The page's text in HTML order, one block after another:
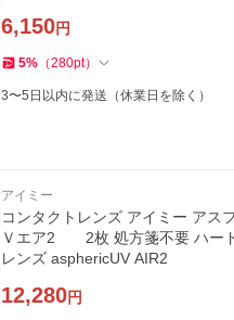
6,150円
5% （280pt）
3〜5日以内に発送（休業日を除く）
アイミー
コンタクトレンズ アイミー アス
Ｖエア2 2枚 処方箋不要 ハー
レンズ asphericUV AIR2
12,280円